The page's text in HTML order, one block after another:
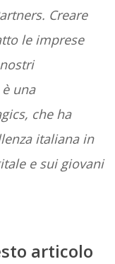
Creare
le imprese
una
che ha
italiana in
e sui giovani
articolo